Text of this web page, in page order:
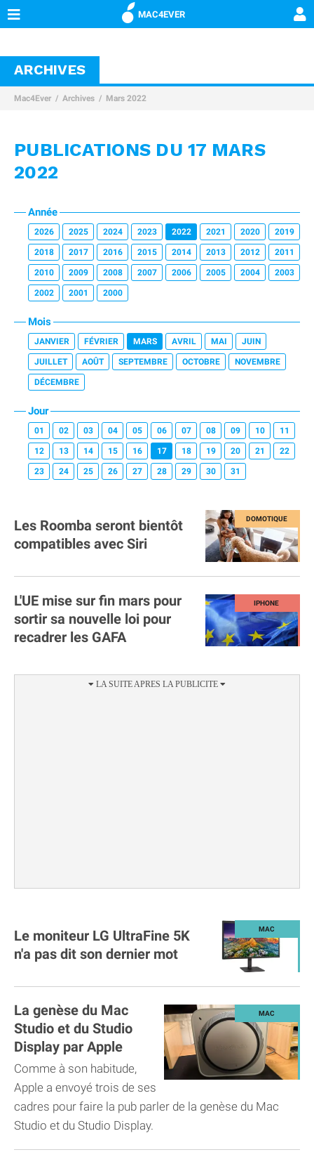
MAC4EVER
ARCHIVES
Mac4Ever Archives Mars 2022
PUBLICATIONS DU 17 MARS
2022
Année
2026 2025 2024 2023 2022 2021 2020 2019
2018 2017 2016 2015 2014 2013 2012 2011
2010 2009 2008 2007 2006 2005 2004 2003
2002 2001 2000
Mois
JANVIER FÉVRIER MARS AVRIL MAI JUIN
JUILLET AOÛT SEPTEMBRE OCTOBRE NOVEMBRE
DÉCEMBRE
Jour
01 02 03 04 05 06 07 08 09 10 11
12 13 14 15 16 17 18 19 20 21 22
23 24 25 26 27 28 29 30 31
Les Roomba seront bientôt
compatibles avec Siri
L'UE mise sur fin mars pour
sortir sa nouvelle loi pour
recadrer les GAFA
Le moniteur LG UltraFine 5K
n'a pas dit son dernier mot
La genèse du Mac
Studio et du Studio
Display par Apple
Comme à son habitude,
Apple a envoyé trois de ses
cadres pour faire la pub parler de la genèse du Mac
Studio et du Studio Display.